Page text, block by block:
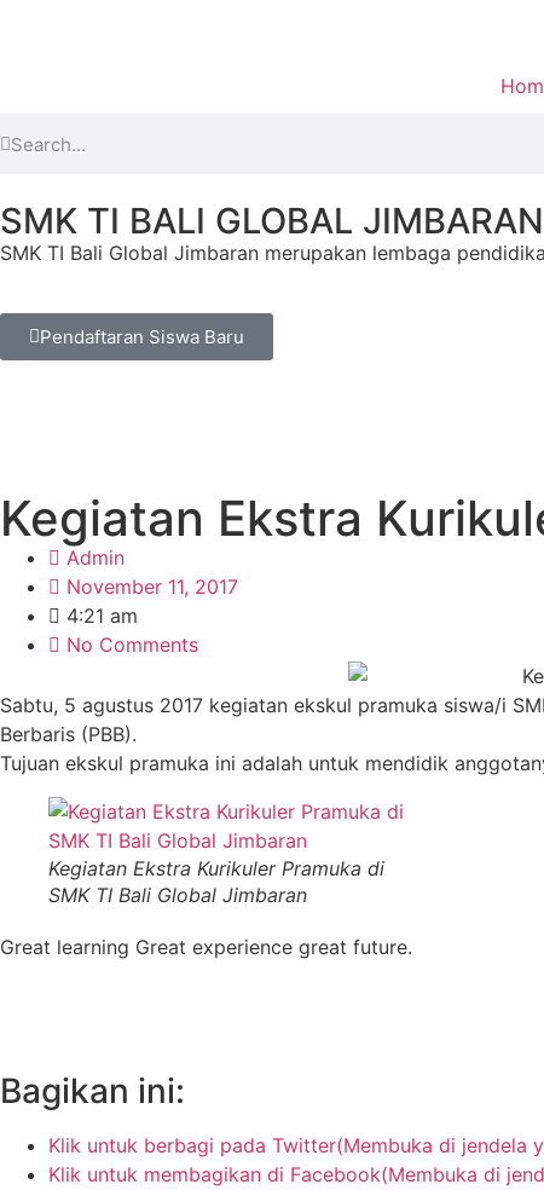
SMK TI BALI GLOBAL JIMBARAN
SMK TI Bali Global Jimbaran merupakan lembaga
Pendaftaran Siswa Baru
Kegiatan Ekstra
Admin
November 11, 2017
4:21 am
No Comments
Sabtu, 5 agustus 2017 kegiatan ekskul pramuka siswa/i
Berbaris (PBB).
Tujuan ekskul pramuka ini adalah untuk mendidik
Kegiatan Ekstra Kurikuler Pramuka di
SMK TI Bali Global Jimbaran
Great learning Great experience great future.
Bagikan ini:
Klik untuk berbagi pada Twitter(Membuka di jendela
Klik untuk membagikan di Facebook(Membuka di